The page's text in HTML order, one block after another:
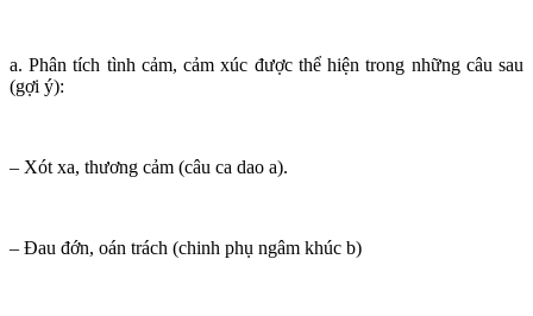
a. Phân tích tình cảm, cảm xúc được thể hiện trong những câu sau
(gợi ý):
– Xót xa, thương cảm (câu ca dao a).
– Đau đớn, oán trách (chinh phụ ngâm khúc b)